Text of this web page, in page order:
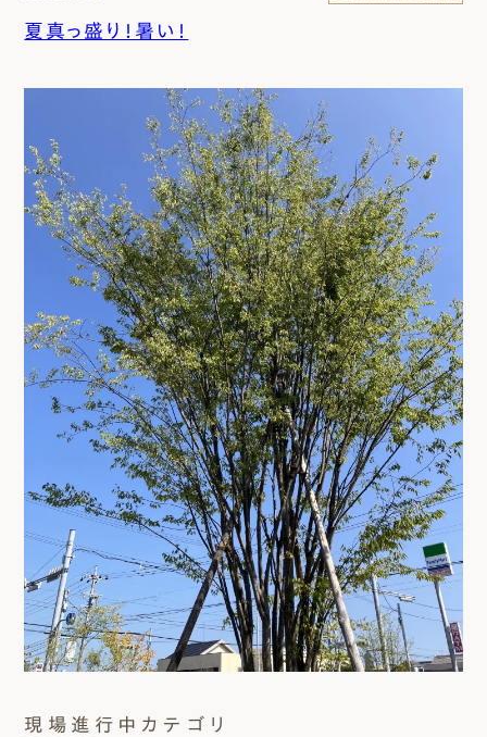
夏真っ盛り！暑い！
現場進行中カテゴリ